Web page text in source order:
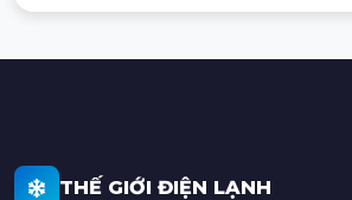
THẾ GIỚI ĐIỆN LẠNH